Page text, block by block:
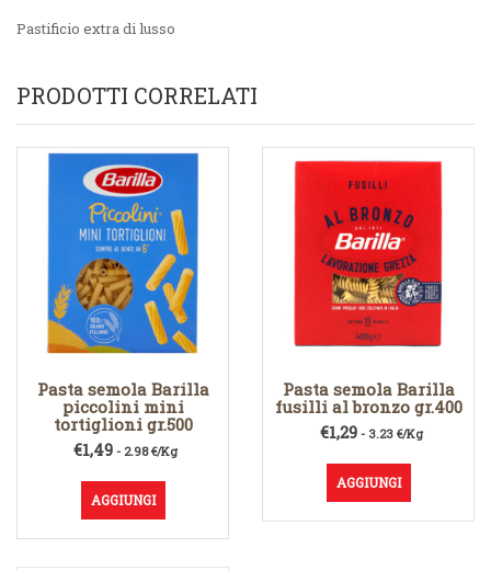
Pastificio extra di lusso
PRODOTTI CORRELATI
Pasta semola Barilla
piccolini mini
tortiglioni gr.500
€1,49 - 2.98 €/Kg
AGGIUNGI
Pasta semola Barilla
fusilli al bronzo gr.400
€1,29- 3.23 €/Kg
AGGIUNGI